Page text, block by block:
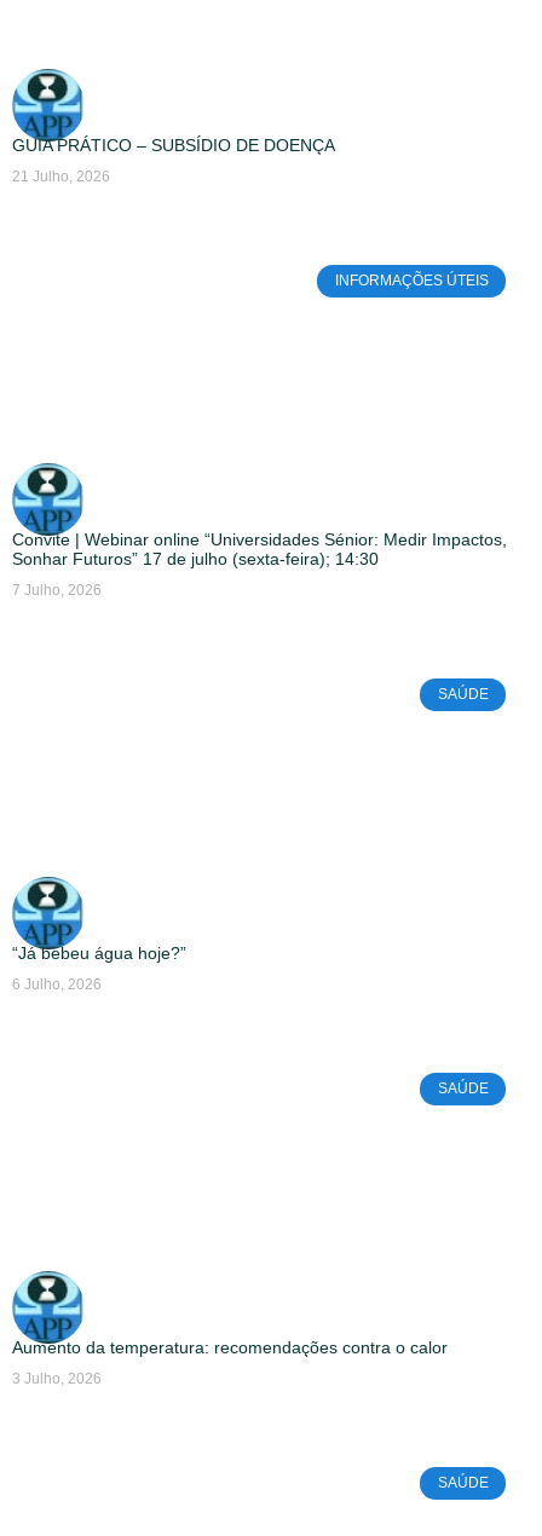
GUIA PRÁTICO – SUBSÍDIO DE DOENÇA
21 Julho, 2026
INFORMAÇÕES ÚTEIS
Convite | Webinar online “Universidades Sénior: Medir Impactos,
Sonhar Futuros” 17 de julho (sexta-feira); 14:30
7 Julho, 2026
SAÚDE
“Já bebeu água hoje?”
6 Julho, 2026
SAÚDE
Aumento da temperatura: recomendações contra o calor
3 Julho, 2026
SAÚDE